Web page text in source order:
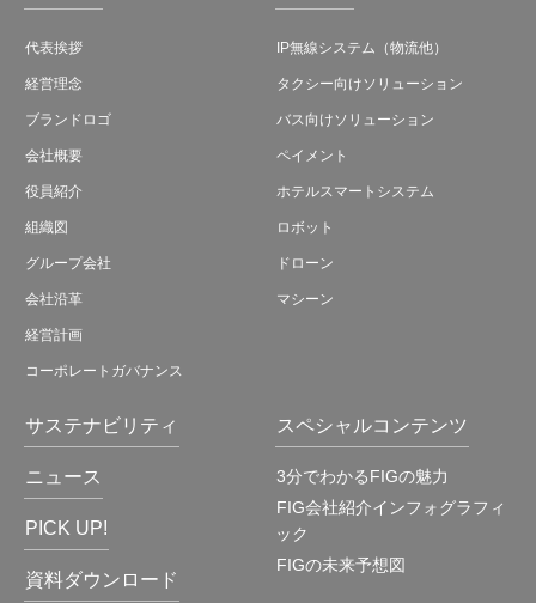
代表挨拶
経営理念
ブランドロゴ
会社概要
役員紹介
組織図
グループ会社
会社沿革
経営計画
コーポレートガバナンス
IP無線システム（物流他）
タクシー向けソリューション
バス向けソリューション
ペイメント
ホテルスマートシステム
ロボット
ドローン
マシーン
サステナビリティ
ニュース
PICK UP!
資料ダウンロード
スペシャルコンテンツ
3分でわかるFIGの魅力
FIG会社紹介インフォグラフィ
ック
FIGの未来予想図